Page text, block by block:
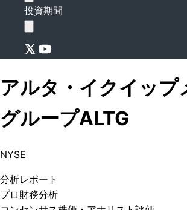
投資期間
アルタ・イクイップ
グループALTG
NYSE
分析レポート
プロ 財務分析